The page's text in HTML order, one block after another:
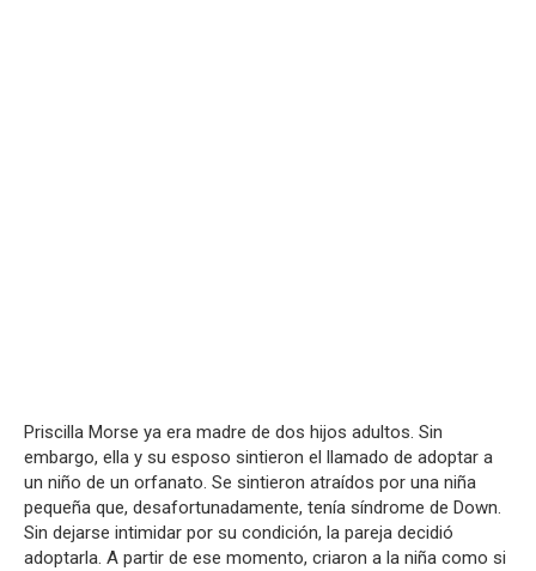
Priscilla Morse ya era madre de dos hijos adultos. Sin
embargo, ella y su esposo sintieron el llamado de adoptar a
un niño de un orfanato. Se sintieron atraídos por una niña
pequeña que, desafortunadamente, tenía síndrome de Down.
Sin dejarse intimidar por su condición, la pareja decidió
adoptarla. A partir de ese momento, criaron a la niña como si